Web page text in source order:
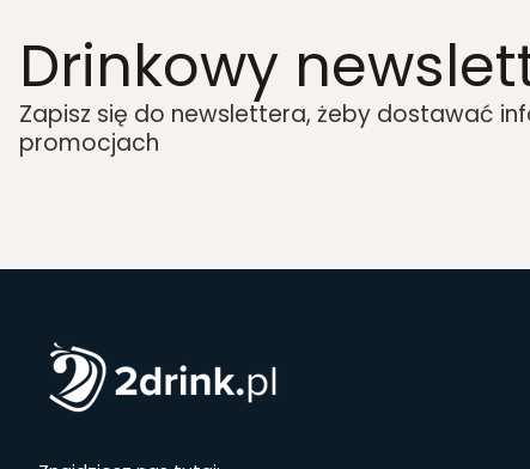
Drinkowy
Zapisz się do newslettera, żeby dostawać
promocjach